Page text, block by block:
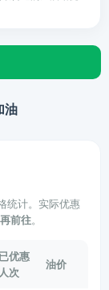
油
统计。实际优惠
前往。
已优惠
人次
油价